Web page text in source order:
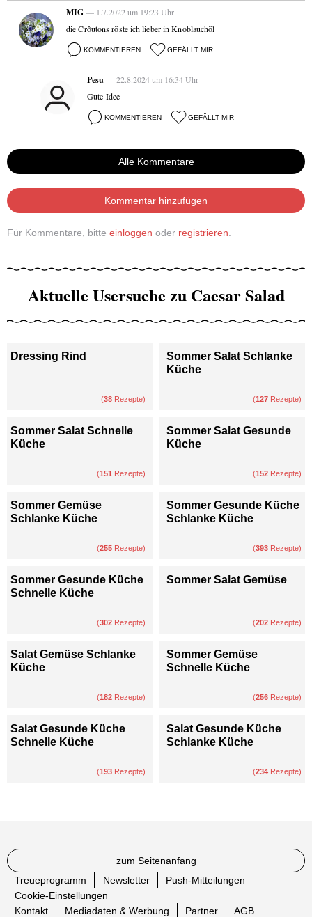
MIG— 1.7.2022 um 19:23 Uhr
die Crôutons röste ich lieber in Knoblauchöl
KOMMENTIEREN GEFÄLLT MIR
Pesu— 22.8.2024 um 16:34 Uhr
Gute Idee
KOMMENTIEREN GEFÄLLT MIR
Alle Kommentare
Kommentar hinzufügen
Für Kommentare, bitte einloggen oder registrieren
Aktuelle Usersuche zu Caesar Salad
Dressing Rind
(38 Rezepte)
Sommer Salat Schlanke
Küche
(127 Rezepte)
Sommer Salat Schnelle
Küche
(151 Rezepte)
Sommer Salat Gesunde
Küche
(152 Rezepte)
Sommer Gemüse
Schlanke Küche
(255 Rezepte)
Sommer Gesunde Küche
Schlanke Küche
(393 Rezepte)
Sommer Gesunde Küche
Schnelle Küche
(302 Rezepte)
Sommer Salat Gemüse
(202 Rezepte)
Salat Gemüse Schlanke
Küche
(182 Rezepte)
Sommer Gemüse
Schnelle Küche
(256 Rezepte)
Salat Gesunde Küche
Schnelle Küche
(193 Rezepte)
Salat Gesunde Küche
Schlanke Küche
(234 Rezepte)
zum Seitenanfang
Treueprogramm
Newsletter
Push-Mitteilungen
Cookie-Einstellungen
Kontakt
Mediadaten & Werbung Partner AGB